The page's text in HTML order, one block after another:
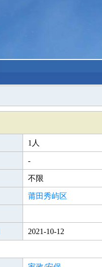
1人
-
不限
莆田秀屿区
2021-10-12